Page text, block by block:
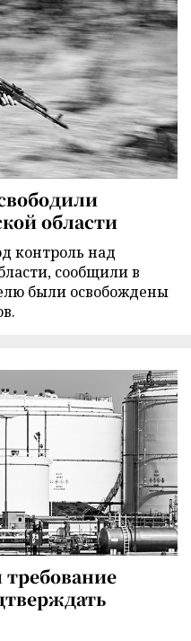
области
контроль над
сообщили в
были освобождены